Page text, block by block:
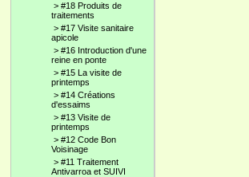
> #18 Produits de
traitements
> #17 Visite sanitaire
apicole
> #16 Introduction d'une
reine en ponte
> #15 La visite de
printemps
> #14 Créations
d'essaims
> #13 Visite de
printemps
> #12 Code Bon
Voisinage
> #11 Traitement
Antivarroa et SUIVI